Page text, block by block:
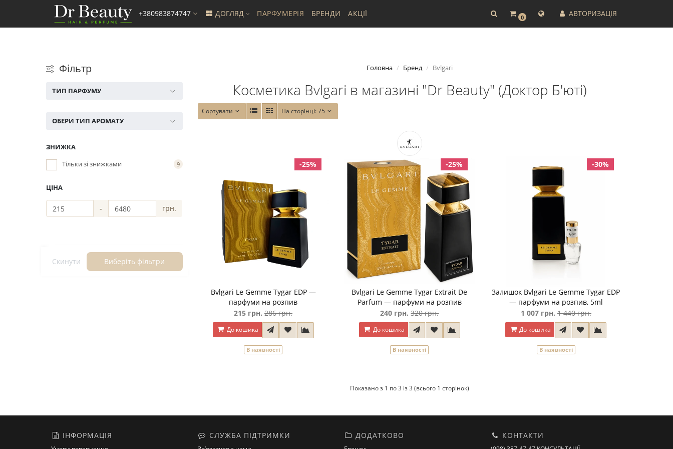
0 АВТОРИЗАЦІЯ
+380983874747 ДОГЛЯД ПАРФУМЕРІЯ БРЕНДИ АКЦІЇ
Фільтр
ТИП ПАРФУМУ
ОБЕРИ ТИП АРОМАТУ
ЗНИЖКА
Тільки зі знижками
9
ЦІНА
- грн.
Скинути Виберіть фільтри
Головна Бренд Bvlgari
Косметика Bvlgari в магазині "Dr Beauty" (Доктор Б'юті)
Сортувати На сторінці:75
-25%
Bvlgari Le Gemme Tygar EDP —
парфуми на розпив
215 грн. 286 грн.
До кошика
В наявності
-25%
Bvlgari Le Gemme Tygar Extrait De
Parfum — парфуми на розпив
240 грн. 320 грн.
До кошика
В наявності
-30%
Залишок Bvlgari Le Gemme Tygar EDP
— парфуми на розпив, 5ml
1 007 грн. 1 440 грн.
До кошика
В наявності
Показано з 1 по 3 із 3 (всього 1 сторінок)
ІНФОРМАЦІЯ СЛУЖБА ПІДТРИМКИ ДОДАТКОВО КОНТАКТИ